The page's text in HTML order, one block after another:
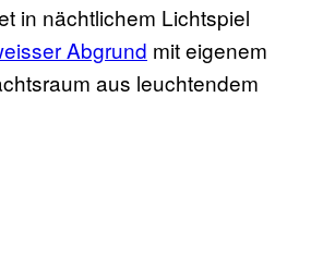
in nächtlichem Lichtspiel
Abgrund mit eigenem
aus leuchtendem